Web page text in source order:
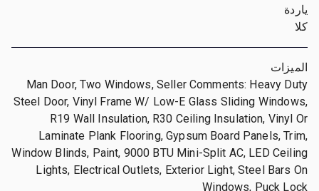
ياردة
كلا
الميزات
Man Door, Two Windows, Seller Comments: Heavy Duty
Steel Door, Vinyl Frame W/ Low-E Glass Sliding Windows,
R19 Wall Insulation, R30 Ceiling Insulation, Vinyl Or
Laminate Plank Flooring, Gypsum Board Panels, Trim,
Window Blinds, Paint, 9000 BTU Mini-Split AC, LED Ceiling
Lights, Electrical Outlets, Exterior Light, Steel Bars On
Windows, Puck Lock